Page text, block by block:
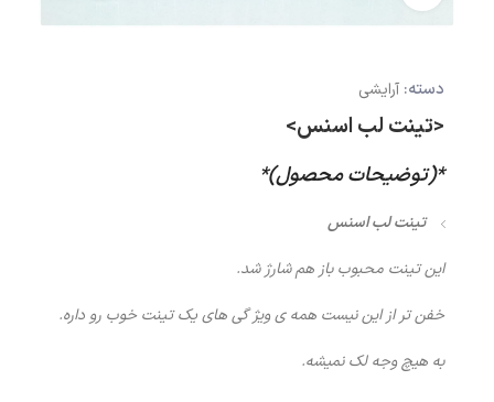
دسته: آرایشی
<تینت لب اسنس>
*(توضیحات محصول)*
تینت لب اسنس
این تینت محبوب باز هم شارژ شد.
خفن تر از این نیست همه ی ویژ گی های یک تینت خوب رو داره.
به هیچ وجه لک نمیشه.